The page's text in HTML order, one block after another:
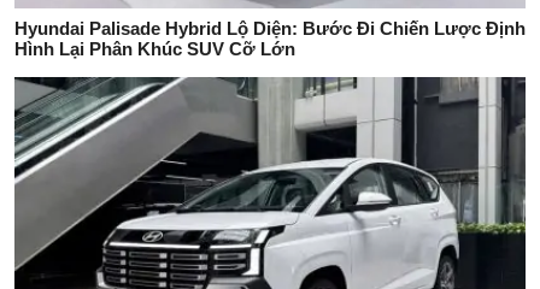
Hyundai Palisade Hybrid Lộ Diện: Bước Đi Chiến Lược Định
Hình Lại Phân Khúc SUV Cỡ Lớn